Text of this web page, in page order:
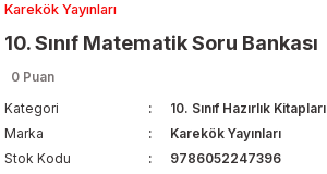
Karekök Yayınları
10. Sınıf Matematik Soru Bankası
0 Puan
Kategori
10. Sınıf Hazırlık Kitapları
Marka
Karekök Yayınları
Stok Kodu
9786052247396